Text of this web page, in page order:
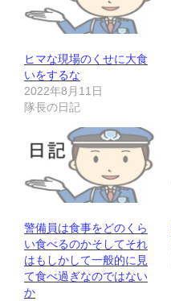
ヒマな現場のくせに大食
いをするな
2022年8月11日
隊長の日記
警備員は食事をどのくら
い食べるのかそしてそれ
はもしかして一般的に見
て食べ過ぎなのではない
か